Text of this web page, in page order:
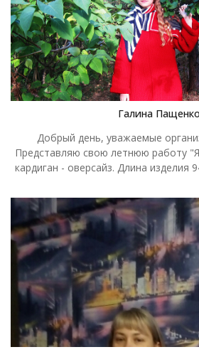
своим расчетам, так как в МК пряжа
(р-р 46). Вязала спицами №6,
связалось такое большое изделие.
очень теплый, уютный, хочется
ушло почти 1кг.Пряжа Пехорка
Галина Пащенко
Добрый день, уважаемые
Представляю свою летнюю работу "Яркая
кардиган - оверсайз. Длина изделия
Связан обычным узором - путанка .
крючком №2 . Потайная застёжка. Пуговица диаметром 5 см
, носит декоративный характер.
№2 . Теплый, очень уютный . Модель
от природы.. не